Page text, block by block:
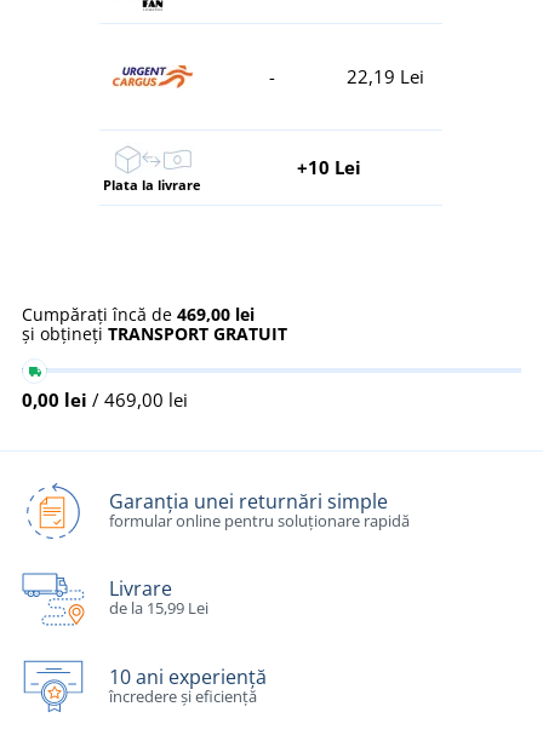
- 22,19 Lei
Plata la livrare
+10 Lei
Cumpărați încă de 469,00 lei
și obțineți TRANSPORT GRATUIT
0,00 lei / 469,00 lei
Garanția unei returnări simple
formular online pentru soluționare rapidă
Livrare
de la 15,99 Lei
10 ani experiență
încredere și eficiență